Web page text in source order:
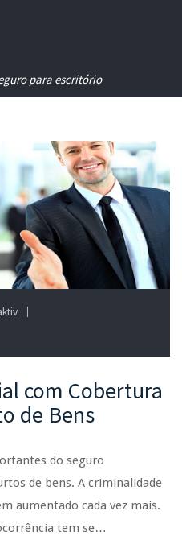
para escritório
com Cobertura
de Bens
do seguro
de bens. A criminalidade
aumentado cada vez mais.
tem se…